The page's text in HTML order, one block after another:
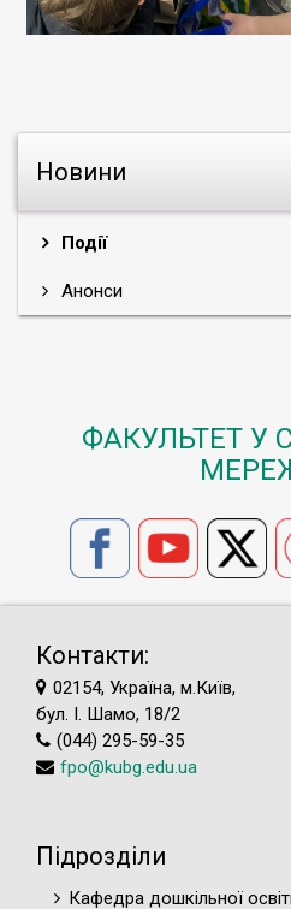
Новини
Події
Анонси
ФАКУЛЬТЕТ У
Контакти:
02154, Україна, м.Київ,
бул. І. Шамо, 18/2
(044) 295-59-35
fpo@kubg.edu.ua
Підрозділи
Кафедра дошкільної